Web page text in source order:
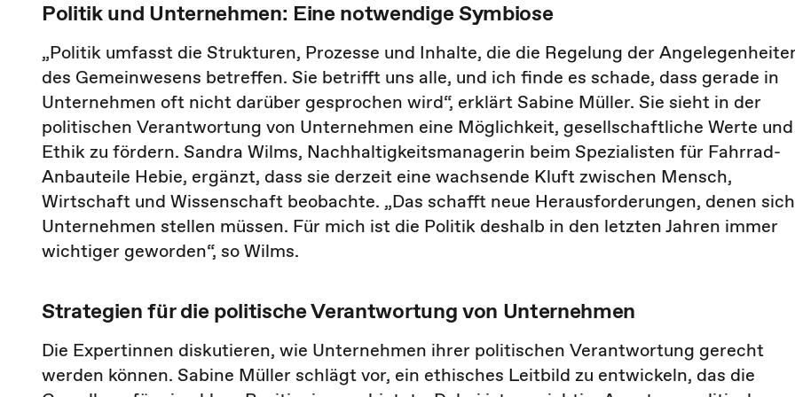
Politik und Unternehmen: Eine notwendige Symbiose
„Politik umfasst die Strukturen, Prozesse und Inhalte, die die Regelung der
des Gemeinwesens betreffen. Sie betrifft uns alle, und ich finde es schade, dass gerade in
Unternehmen oft nicht darüber gesprochen wird“, erklärt Sabine Müller. Sie sieht in der
politischen Verantwortung von Unternehmen eine Möglichkeit, gesellschaftliche Werte und
Ethik zu fördern. Sandra Wilms, Nachhaltigkeitsmanagerin beim Spezialisten für Fahrrad-
Anbauteile Hebie, ergänzt, dass sie derzeit eine wachsende Kluft zwischen Mensch,
Wirtschaft und Wissenschaft beobachte. „Das schafft neue Herausforderungen, denen sich
Unternehmen stellen müssen. Für mich ist die Politik deshalb in den letzten Jahren immer
wichtiger geworden“, so Wilms.
Strategien für die politische Verantwortung von Unternehmen
Die Expertinnen diskutieren, wie Unternehmen ihrer politischen Verantwortung gerecht
werden können. Sabine Müller schlägt vor, ein ethisches Leitbild zu entwickeln, das die